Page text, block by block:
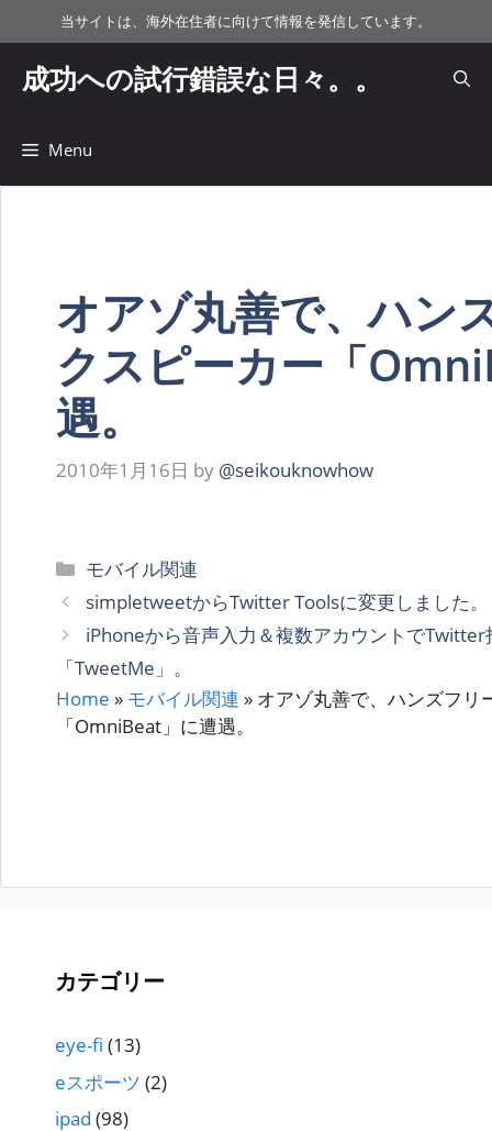
ン
当サイトは、海外在住者に向けて情報を発信しています。
成功への試行錯誤な日々。。
Menu
オアゾ丸善で、ハン
クスピーカー「
遇。
2010年1月16日 by @seikouknowhow
カ
テ
リ
ー
モバイル関連
simpletweetからTwitter Toolsに変更しました。
iPhoneから音声入力＆複数アカウントでTwitter
「TweetMe」。
Home » モバイル関連 » オアゾ丸善で、ハンズフリ
「OmniBeat」に遭遇。
カテゴリー
eye-fi (13)
eスポーツ (2)
ipad (98)